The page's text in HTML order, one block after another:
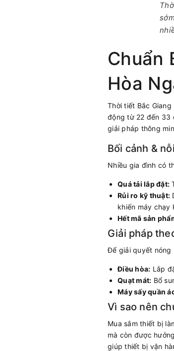
Chuẩn
Hòa
Thời tiết Bắc
động từ 22 đến 33
giải pháp thông
Bối cảnh &
Nhiều gia đình có
Quá tải lắp đặt:
Rủi ro kỹ thuật:
khiến máy chạy
Hết mã sản
Giải pháp
Để giải quyết nóng
Điều hòa: Lắp
Quạt mát: Bổ
Máy sấy quần
Vì sao nên
Mua sắm thiết bị
mà còn được
giúp thiết bị vận